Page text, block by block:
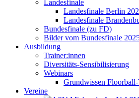
Landesfinale
Landesfinale Berlin
Landesfinale
Bundesfinale (zu FD)
Bilder vom Bundesfinale
Ausbildung
Trainer:innen
Diversitäts-Sensibilisierung
Webinars
Grundwissen
Vereine